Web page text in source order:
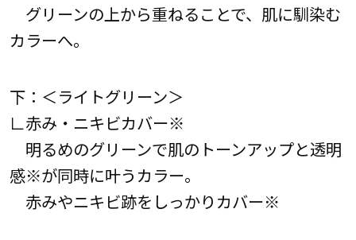
グリーンの上から重ねることで、肌に馴染む
カラーへ。
下：＜ライトグリーン＞
∟赤み・ニキビカバー※
明るめのグリーンで肌のトーンアップと透明
感※が同時に叶うカラー。
赤みやニキビ跡をしっかりカバー※